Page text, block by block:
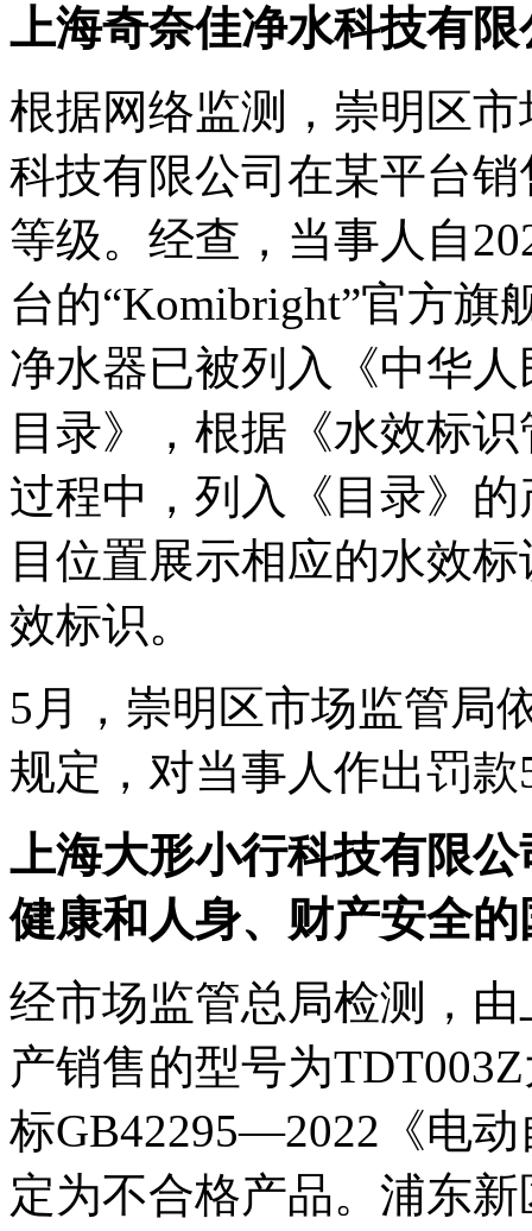
上海奇奈佳净水科技有
根据网络监测，崇明区
科技有限公司在某平台
等级。经查，当事人自
台的“Komibright”官方旗
净水器已被列入《中华
目录》，根据《水效标
过程中，列入《目录》
目位置展示相应的水效
效标识。
5月，崇明区市场监管局
规定，对当事人作出罚
上海大形小行科技有限
健康和人身、财产安全
经市场监管总局检测，
产销售的型号为
标GB42295—2022《电
定为不合格产品。浦东